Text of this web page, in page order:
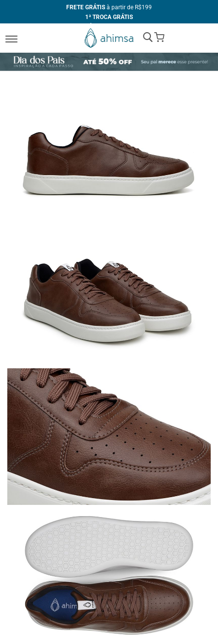
FRETE GRÁTIS à partir de R$199
1ª TROCA GRÁTIS
ATÉ 10X
+10% DE DESCONTOno PIX
FABRICAÇÃO PRÓPRIA
My Cart